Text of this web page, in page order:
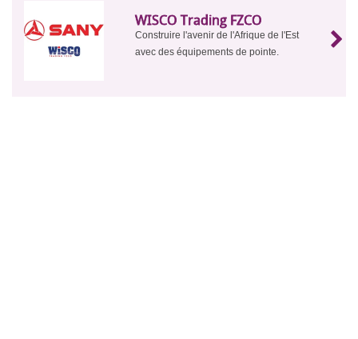
WISCO Trading FZCO
Construire l'avenir de l'Afrique de l'Est
avec des équipements de pointe.